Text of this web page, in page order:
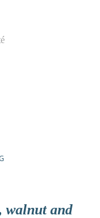
walnut and